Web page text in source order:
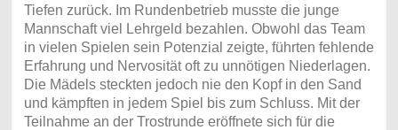
Tiefen zurück. Im Rundenbetrieb musste die junge
Mannschaft viel Lehrgeld bezahlen. Obwohl das Team
in vielen Spielen sein Potenzial zeigte, führten fehlende
Erfahrung und Nervosität oft zu unnötigen Niederlagen.
Die Mädels steckten jedoch nie den Kopf in den Sand
und kämpften in jedem Spiel bis zum Schluss. Mit der
Teilnahme an der Trostrunde eröffnete sich für die